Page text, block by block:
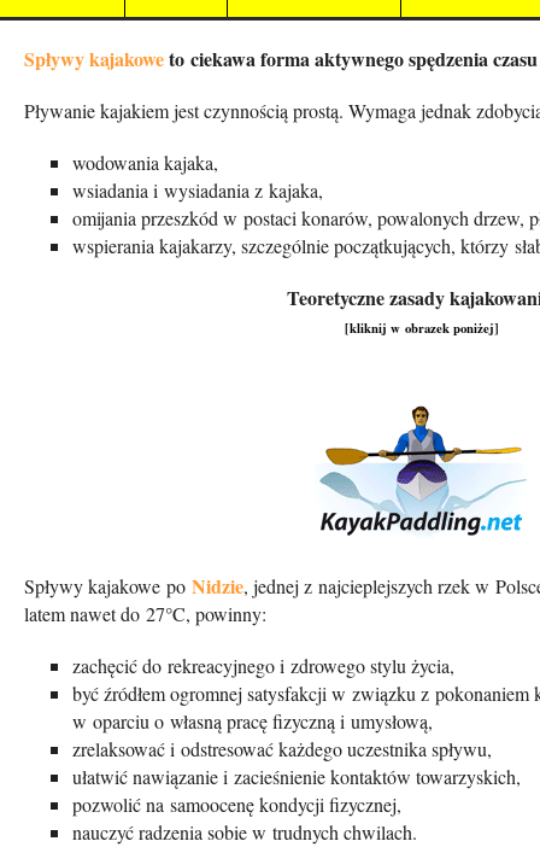
Spływy kajakoweto ciekawa forma aktywnego spędzenia
Pływanie kajakiem jest czynnością prostą. Wymaga jednak
wodowania kajaka,
wsiadania i wysiadania z kajaka,
omijania przeszkód w postaci konarów, powalonych drzew,
wspierania kajakarzy, szczególnie początkujących, którzy
Teoretyczne zasady
[kliknij w obrazek poniżej]
Spływy kajakowe po Nidzie, jednej z najcieplejszych rzek w
latem nawet do 27°C, powinny:
zachęcić do rekreacyjnego i zdrowego stylu życia,
być źródłem ogromnej satysfakcji w związku z
w oparciu o własną pracę fizyczną i umysłową,
zrelaksować i odstresować każdego uczestnika spływu,
ułatwić nawiązanie i zacieśnienie kontaktów towarzyskich,
pozwolić na samoocenę kondycji fizycznej,
nauczyć radzenia sobie w trudnych chwilach.